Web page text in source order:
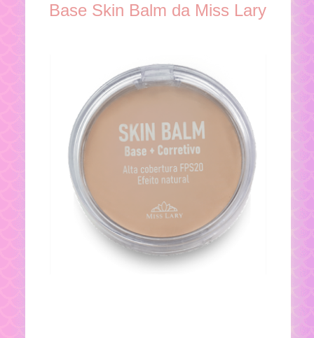
Base Skin Balm da Miss Lary